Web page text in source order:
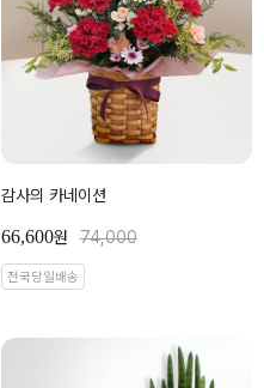
감사의 카네이션
66,600원 74,000
전국당일배송